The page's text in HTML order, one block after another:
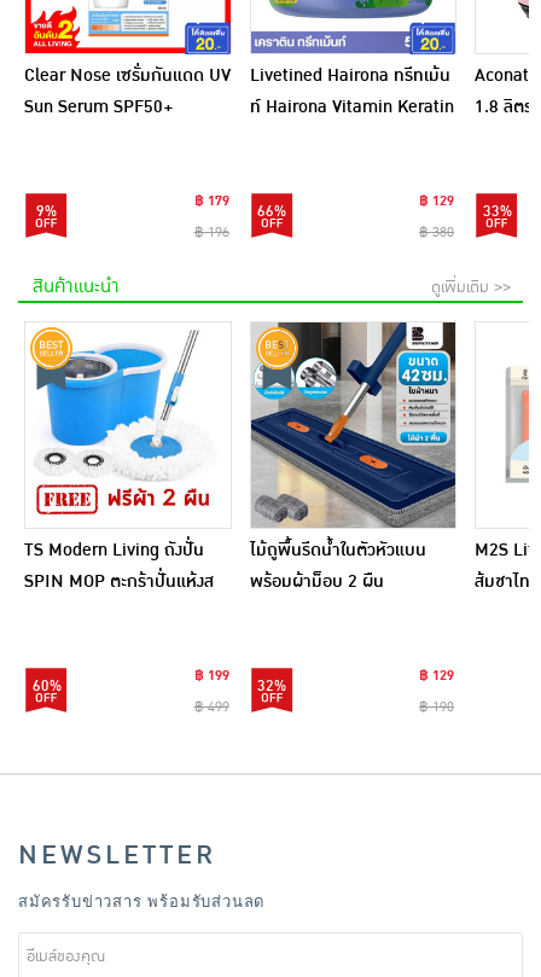
Clear Nose เซรั่มกันแดด UV
Sun Serum SPF50+
9%
฿ 179
฿ 196
Livetined Hairona ทรีทเม้น
ท์ Hairona Vitamin Keratin
66%
฿ 129
฿ 380
1.8 ลิตร
33%
สินค้าแนะนำ ดูเพิ่มเติม >>
TS Modern Living ถังปั่น
SPIN MOP ตะกร้าปั่นแห้งส
60%
฿ 199
฿ 499
ไม้ถูพื้นรีดน้ำในตัวหัวแบน
พร้อมผ้าม็อบ 2 ผืน
32%
฿ 129
฿ 190
M2S
ส้มชาไท
NEWSLETTER
สมัครรับข่าวสาร พร้อมรับส่วนลด